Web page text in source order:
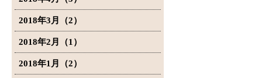
2018年3月（2）
2018年2月（1）
2018年1月（2）